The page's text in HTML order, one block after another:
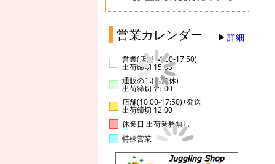
営業カレンダー 詳細
営業(店舗14:00-17:50)
出荷締切 15:00
通販のみ(店舗休)
出荷締切 15:00
店舗(10:00-17:50)+発送
出荷締切 12:00
休業日 出荷業務無し
特殊営業